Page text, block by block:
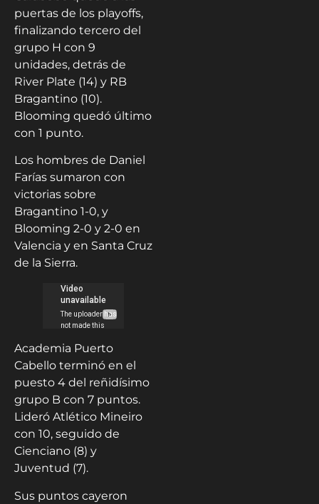
puertas de los playoffs,
finalizando tercero del
grupo H con 9
unidades, detrás de
River Plate (14) y RB
Bragantino (10).
Blooming quedó último
con 1 punto.
Los hombres de Daniel
Farías sumaron con
victorias sobre
Bragantino 1-0, y
Blooming 2-0 y 2-0 en
Valencia y en Santa Cruz
de la Sierra.
Academia Puerto
Cabello terminó en el
puesto 4 del reñidísimo
grupo B con 7 puntos.
Lideró Atlético Mineiro
con 10, seguido de
Cienciano (8) y
Juventud (7).
Sus puntos cayeron